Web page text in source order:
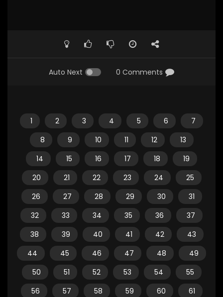
Auto Next 0 Comments
1 2 3 4 5 6
7
8
9 10 11 12
13
14
15 16 17 18
19
20
21 22 23 24
25
26
27 28 29 30
31
32
33 34 35 36
37
38
39 40 41 42
43
44
45 46 47 48
49
50
51 52 53 54
55
56
57 58 59 60
61